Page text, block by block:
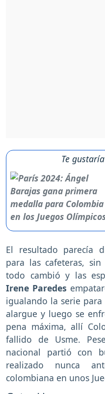
Te
El resultado parecía
para las cafeteras,
todo cambió y las
Irene Paredes
igualando la serie
alargue y luego se
pena máxima, allí
fallido de Usme.
nacional partió con
realizado nunca
colombiana en unos